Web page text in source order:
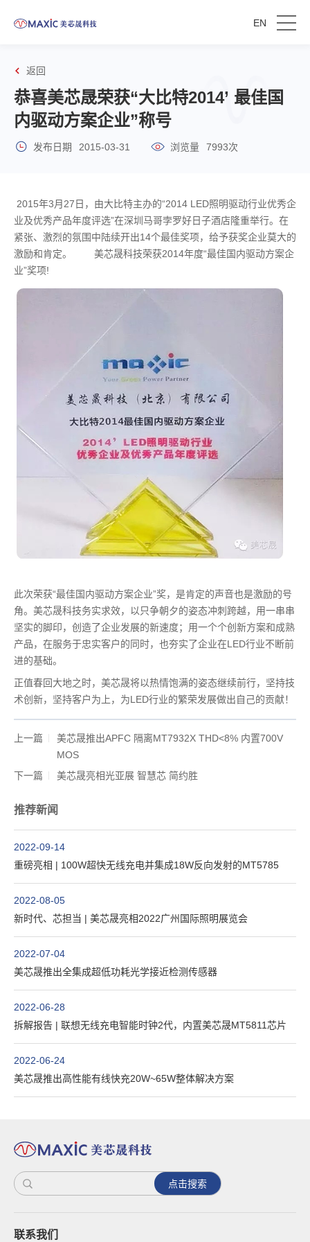
EN
返回
恭喜美芯晟荣获“大比特2014’ 最佳国
内驱动方案企业”称号
发布日期 2015-03-31 浏览量 7993次
2015年3月27日，由大比特主办的“2014 LED照明驱动行业优秀企
业及优秀产品年度评选”在深圳马哥孛罗好日子酒店隆重举行。在
紧张、激烈的氛围中陆续开出14个最佳奖项，给予获奖企业莫大的
激励和肯定。 美芯晟科技荣获2014年度“最佳国内驱动方案企
业”奖项!
此次荣获“最佳国内驱动方案企业”奖，是肯定的声音也是激励的号
角。美芯晟科技务实求效，以只争朝夕的姿态冲刺跨越，用一串串
坚实的脚印，创造了企业发展的新速度；用一个个创新方案和成熟
产品，在服务于忠实客户的同时，也夯实了企业在LED行业不断前
进的基础。
正值春回大地之时，美芯晟将以热情饱满的姿态继续前行，坚持技
术创新，坚持客户为上，为LED行业的繁荣发展做出自己的贡献！
上一篇
美芯晟推出APFC 隔离MT7932X THD<8% 内置700V
MOS
下一篇
美芯晟亮相光亚展 智慧芯 简约胜
推荐新闻
2022-09-14
重磅亮相 | 100W超快无线充电并集成18W反向发射的MT5785
2022-08-05
新时代、芯担当 | 美芯晟亮相2022广州国际照明展览会
2022-07-04
美芯晟推出全集成超低功耗光学接近检测传感器
2022-06-28
拆解报告 | 联想无线充电智能时钟2代，内置美芯晟MT5811芯片
2022-06-24
美芯晟推出高性能有线快充20W~65W整体解决方案
点击搜索
联系我们